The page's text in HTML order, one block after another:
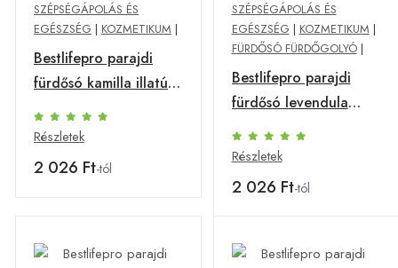
SZÉPSÉGÁPOLÁS ÉS
EGÉSZSÉG | KOZMETIKUM |
Bestlifepro parajdi
fürdősó kamilla illatú
1000 g
Részletek
2 026 Ft-tól
SZÉPSÉGÁPOLÁS ÉS
EGÉSZSÉG | KOZMETIKUM |
FÜRDŐSÓ FÜRDŐGOLYÓ|
Bestlifepro parajdi
fürdősó levendula
1000 g
Részletek
2 026 Ft-tól